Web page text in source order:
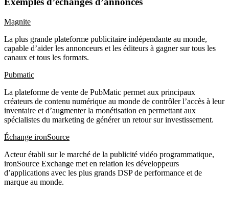
Magnite
La plus grande plateforme publicitaire indépendante au monde,
capable d’aider les annonceurs et les éditeurs à gagner sur tous les
canaux et tous les formats.
Pubmatic
La plateforme de vente de PubMatic permet aux principaux
créateurs de contenu numérique au monde de contrôler l’accès à leur
inventaire et d’augmenter la monétisation en permettant aux
spécialistes du marketing de générer un retour sur investissement.
Échange ironSource
Acteur établi sur le marché de la publicité vidéo programmatique,
ironSource Exchange met en relation les développeurs
d’applications avec les plus grands DSP de performance et de
marque au monde.